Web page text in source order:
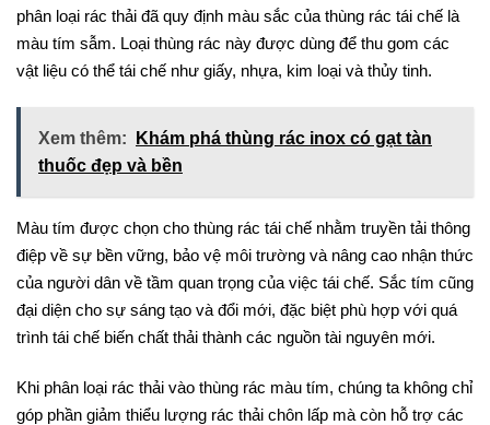
phân loại rác thải đã quy định màu sắc của thùng rác tái chế là
màu tím sẫm. Loại thùng rác này được dùng để thu gom các
vật liệu có thể tái chế như giấy, nhựa, kim loại và thủy tinh.
Xem thêm:
Khám phá thùng rác inox có gạt tàn
thuốc đẹp và bền
Màu tím được chọn cho thùng rác tái chế nhằm truyền tải thông
điệp về sự bền vững, bảo vệ môi trường và nâng cao nhận thức
của người dân về tầm quan trọng của việc tái chế. Sắc tím cũng
đại diện cho sự sáng tạo và đổi mới, đặc biệt phù hợp với quá
trình tái chế biến chất thải thành các nguồn tài nguyên mới.
Khi phân loại rác thải vào thùng rác màu tím, chúng ta không chỉ
góp phần giảm thiểu lượng rác thải chôn lấp mà còn hỗ trợ các